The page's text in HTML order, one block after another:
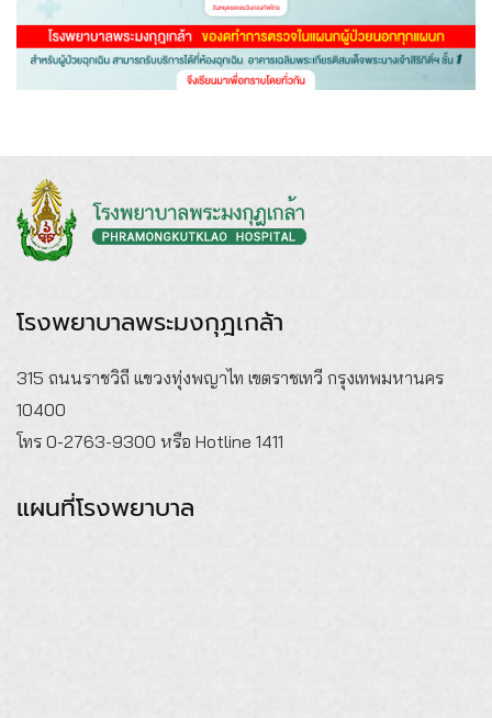
โรงพยาบาลพระมงกุฎเกล้า
315 ถนนราชวิถี แขวงทุ่งพญาไท เขตราชเทวี กรุงเทพมหานคร
10400
โทร 0-2763-9300 หรือ Hotline 1411
แผนที่โรงพยาบาล